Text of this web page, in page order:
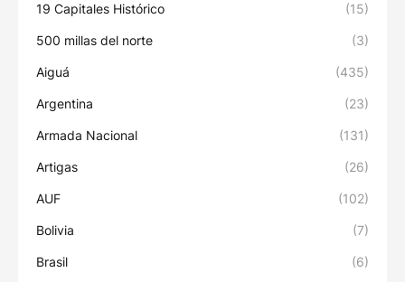
19 Capitales Histórico (15)
500 millas del norte (3)
Aiguá (435)
Argentina (23)
Armada Nacional (131)
Artigas (26)
AUF (102)
Bolivia (7)
Brasil (6)